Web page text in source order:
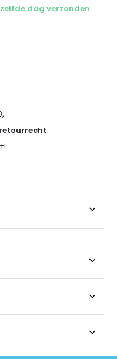
dag verzonden